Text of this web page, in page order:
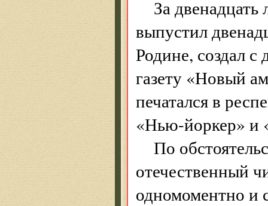
За
выпустил
Родине, создал с
газету «Новый
печатался в
«Нью-йоркер» и
По
отечественный
одномоментно и